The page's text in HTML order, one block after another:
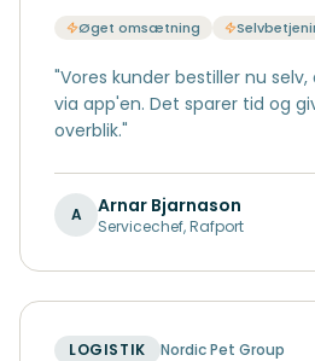
Øget omsætning
"Vores kunder bestiller nu
via app'en. Det sparer tid og
overblik."
A Arnar Bjarnason
Servicechef,Rafport
LOGISTIK Nordic Pet Group